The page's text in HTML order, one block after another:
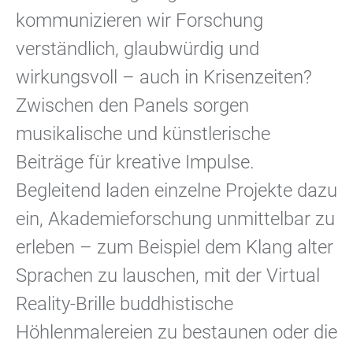
kommunizieren wir Forschung
verständlich, glaubwürdig und
wirkungsvoll – auch in Krisenzeiten?
Zwischen den Panels sorgen
musikalische und künstlerische
Beiträge für kreative Impulse.
Begleitend laden einzelne Projekte dazu
ein, Akademieforschung unmittelbar zu
erleben – zum Beispiel dem Klang alter
Sprachen zu lauschen, mit der Virtual
Reality-Brille buddhistische
Höhlenmalereien zu bestaunen oder die